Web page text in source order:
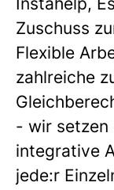
Zuschuss
Flexible
zahlreiche
- wir setzen
integrative
jede:r